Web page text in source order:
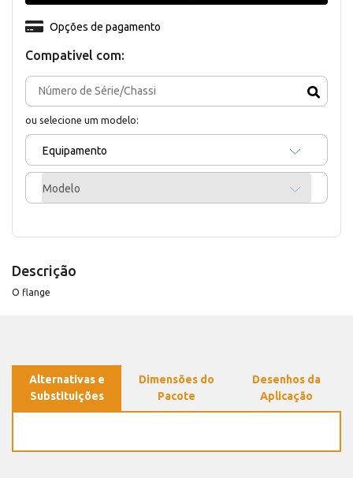
Compativel com:
ou selecione um modelo:
Equipamento
Modelo
Opções de pagamento
Descrição
O flange
Alternativas e
Substituições
Dimensões do
Pacote
Desenhos da
Aplicação